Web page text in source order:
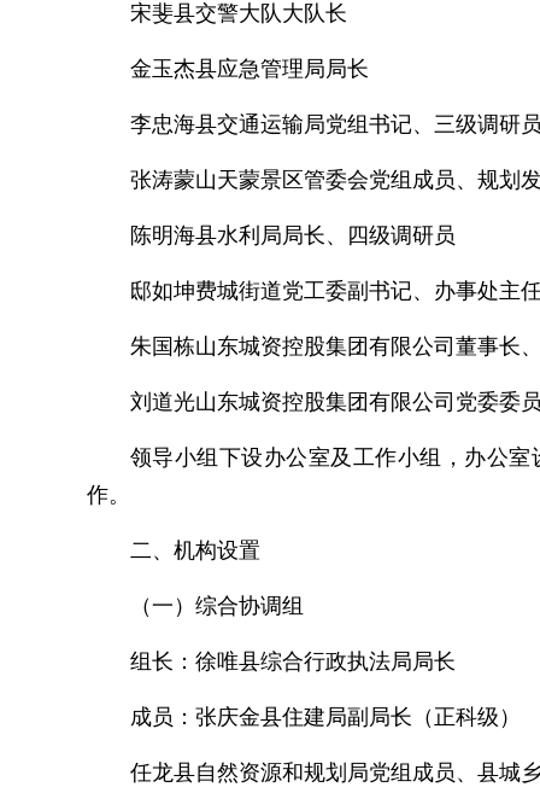
宋斐县交警大队大队长
金玉杰县应急管理局局长
李忠海县交通运输局党组书记、三级调研员
张涛蒙山天蒙景区管委会党组成员、规划
陈明海县水利局局长、四级调研员
邸如坤费城街道党工委副书记、办事处主
朱国栋山东城资控股集团有限公司董事长
刘道光山东城资控股集团有限公司党委委
领导小组下设办公室及工作小组，办公
作。
二、机构设置
（一）综合协调组
组长：徐唯县综合行政执法局局长
成员：张庆金县住建局副局长（正科级）
任龙县自然资源和规划局党组成员、县城